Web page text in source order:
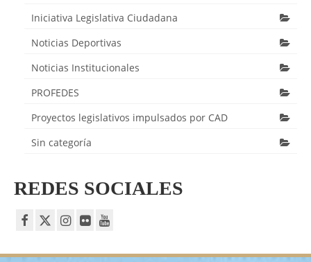
Iniciativa Legislativa Ciudadana
Noticias Deportivas
Noticias Institucionales
PROFEDES
Proyectos legislativos impulsados por CAD
Sin categoría
REDES SOCIALES